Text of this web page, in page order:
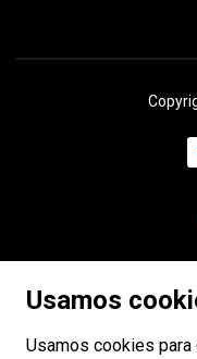
Usamos
Usamos cookies